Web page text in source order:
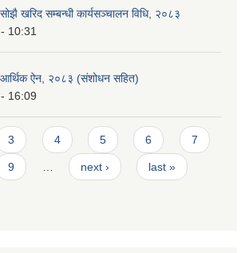
सोझै खरिद सम्बन्धी कार्यसञ्चालन विधि, २०८३
10:31
आर्थिक ऐन, २०८३ (संशोधन सहित)
16:09
3 4 5 6 7
9 next › last »